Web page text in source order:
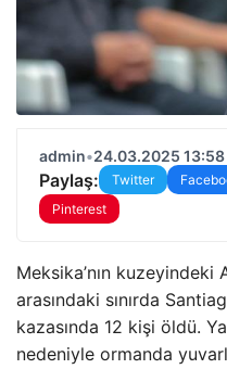
admin•24.03.2025 13:58
Paylaş: Twitter
Pinterest
Meksika’nın
arasındaki sınırda
kazasında 12 kişi öldü.
nedeniyle ormanda